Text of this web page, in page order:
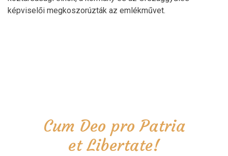
képviselői megkoszorúzták az emlékművet.
Cum Deo pro Patria
et Libertate!